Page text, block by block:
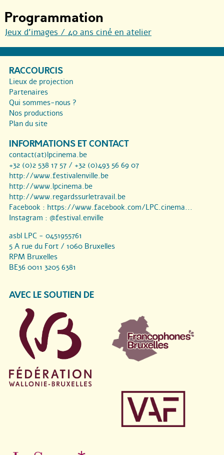
Programmation
Jeux d’images / 40 ans ciné en atelier
RACCOURCIS
Lieux de projection
Partenaires
Qui sommes-nous ?
Nos productions
Plan du site
INFORMATIONS ET CONTACT
contact(at)lpcinema.be
+32 (0)2 538 17 57 / +32 (0)493 56 69 07
http://www.festivalenville.be
http://www.lpcinema.be
http://www.regardssurletravail.be
Facebook : https://www.facebook.com/LPC.cinema...
Instagram : @festival.enville
asbl LPC - 0451955761
5 A rue du Fort / 1060 Bruxelles
RPM Bruxelles
BE36 0011 3205 6381
AVEC LE SOUTIEN DE